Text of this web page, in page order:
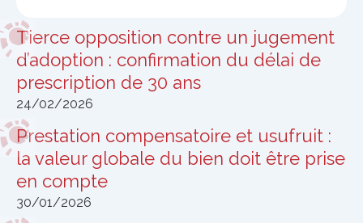
Tierce opposition contre un jugement
d’adoption : confirmation du délai de
prescription de 30 ans
24/02/2026
Prestation compensatoire et usufruit :
la valeur globale du bien doit être prise
en compte
30/01/2026